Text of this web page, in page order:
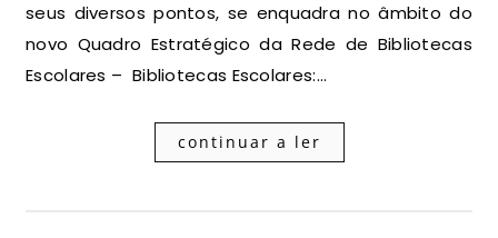
seus diversos pontos, se enquadra no âmbito do
novo Quadro Estratégico da Rede de Bibliotecas
Escolares – Bibliotecas Escolares:…
continuar a ler